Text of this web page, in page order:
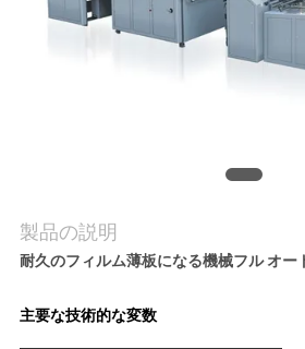
達
連
製品の説明
耐久のフィルム薄板になる機械フル オー
主要な技術的な変数